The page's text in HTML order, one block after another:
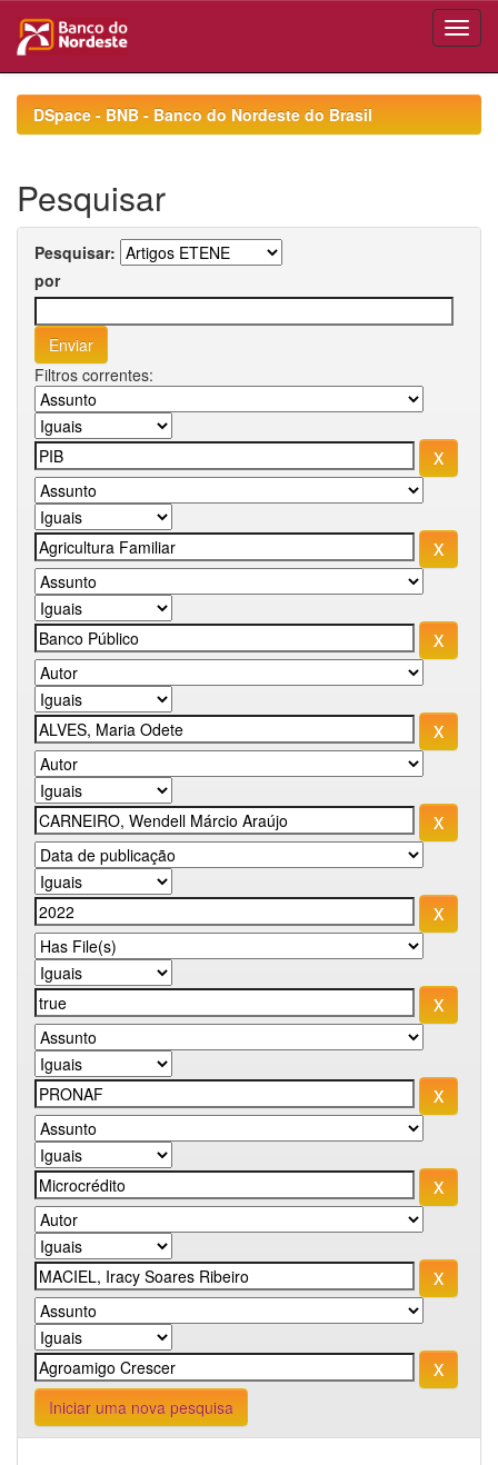
navigationDSpace - BNB - Banco do Nordeste do Brasil
Pesquisar
Pesquisar:
por
Filtros correntes:
Iniciar uma nova pesquisa